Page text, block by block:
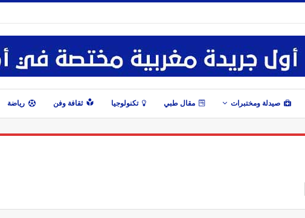
صيدلة ومختبرات مقال طبي تكنولوجيا ثقافة وفن رياضة